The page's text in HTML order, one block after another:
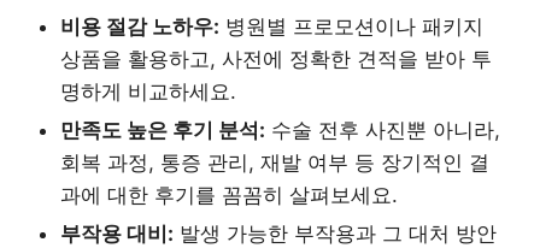
비용 절감 노하우: 병원별 프로모션이나 패키지
상품을 활용하고, 사전에 정확한 견적을 받아 투
명하게 비교하세요.
만족도 높은 후기 분석: 수술 전후 사진뿐 아니라,
회복 과정, 통증 관리, 재발 여부 등 장기적인 결
과에 대한 후기를 꼼꼼히 살펴보세요.
부작용 대비: 발생 가능한 부작용과 그 대처 방안